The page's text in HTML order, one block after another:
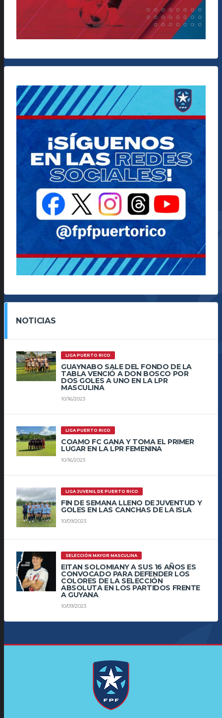
NOTICIAS
LIGA PUERTO RICO
GUAYNABO SALE DEL FONDO DE LA
TABLA VENCIÓ A DON BOSCO POR
DOS GOLES A UNO EN LA LPR
MASCULINA
10/16/2023
LIGA PUERTO RICO
COAMO FC GANA Y TOMA EL PRIMER
LUGAR EN LA LPR FEMENINA
10/16/2023
LIGA JUVENIL DE PUERTO RICO
FIN DE SEMANA LLENO DE JUVENTUD Y
GOLES EN LAS CANCHAS DE LA ISLA
10/09/2023
SELECCIÓN MAYOR MASCULINA
EITAN SOLOMIANY A SUS 16 AÑOS ES
CONVOCADO PARA DEFENDER LOS
COLORES DE LA SELECCIÓN
ABSOLUTA EN LOS PARTIDOS FRENTE
A GUYANA
10/09/2023